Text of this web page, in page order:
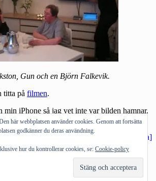
Gun och en Björn Falkevik.
titta på filmen.
min iPhone så jag vet inte var bilden hamnar.
, FRA
Internet,Medier
här webbplatsen använder cookies. Genom att fortsätta
godkänner du deras användning.
hur du kontrollerar cookies, se: Cookie-policy